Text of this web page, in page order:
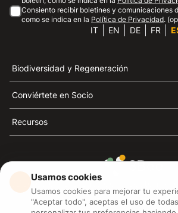
Consiento recibir boletines y comunicaciones
como se indica en la Política de Privacidad.
IT EN DE FR
Biodiversidad y Regeneración
Conviértete en Socio
Recursos
3Bee es el referente de la
las abejas y la
Usamos cookies
Usamos cookies para mejorar tu
"Aceptar todo", aceptas el uso de